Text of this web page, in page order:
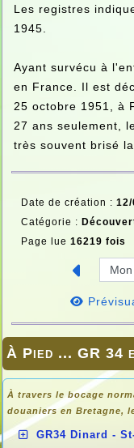
À Pied ... GR 34
À travers le bocage
douaniers en Bretagne,
GR34 Dinard -
Les registres
1945.
Ayant survécu à
en France. Il est
25 octobre 1951, à
27 ans seulement,
très souvent brisé
Date de création :
Catégorie :
Page lue 16219 fois